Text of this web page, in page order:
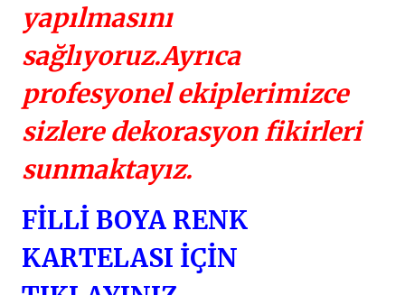
yapılmasını
sağlıyoruz.Ayrıca
profesyonel ekiplerimizce
sizlere dekorasyon fikirleri
sunmaktayız.
FİLLİ BOYA RENK
KARTELASI İÇİN